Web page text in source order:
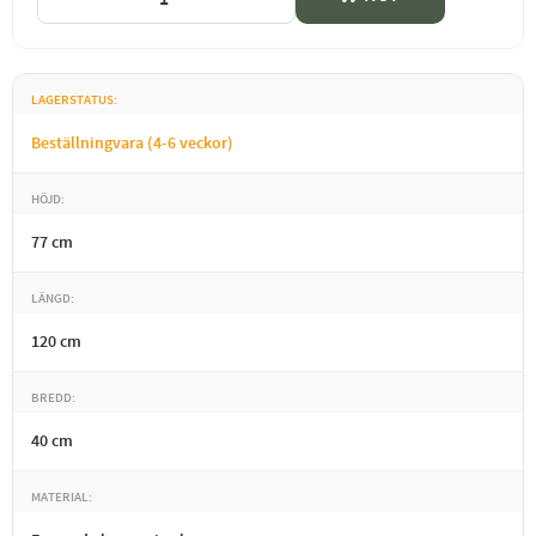
LAGERSTATUS
Beställningvara (4-6 veckor)
HÖJD
77 cm
LÄNGD
120 cm
BREDD
40 cm
MATERIAL